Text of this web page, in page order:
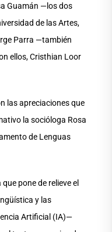
Guamán —los dos
de las Artes,
Parra —también
ellos, Cristhian Loor
las apreciaciones que
la socióloga Rosa
de Lenguas
pone de relieve el
y las
Artificial (IA)—